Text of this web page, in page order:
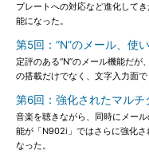
プレートへの対応など進化して
能になった。
第5回：“N”のメール、使
定評のある“N”のメール機能だ
の搭載だけでなく、文字入力面
第6回：強化されたマルチ
音楽を聴きながら、同時にメー
能が「N902i」ではさらに強化
なった。